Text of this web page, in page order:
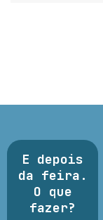
E depois
da feira.
O que
fazer?